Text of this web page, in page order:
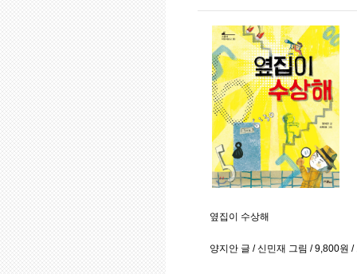
옆집이 수상해
양지안 글 / 신민재 그림 / 9,800원 /